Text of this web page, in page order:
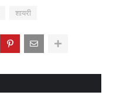
शायरी